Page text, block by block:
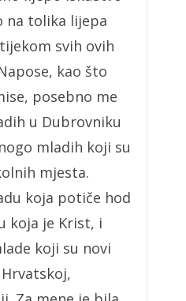
na tolika lijepa
svih ovih
kao što
posebno me
u Dubrovniku
mladih koji su
mjesta.
koja potiče hod
koja je Krist, i
koji su novi